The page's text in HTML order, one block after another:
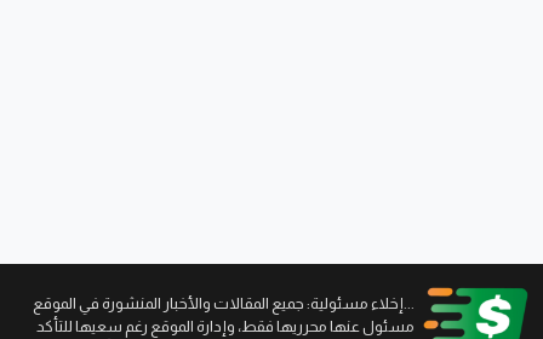
...إخلاء مسئولية: جميع المقالات والأخبار المنشورة في الموقع
مسئول عنها محرريها فقط، وإدارة الموقع رغم سعيها للتأكد